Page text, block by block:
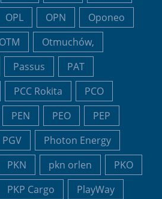
OPL OPN
Oponeo
OTM
Otmuchów,
Passus
PAT
PCC Rokita
PCO
PEN PEO
PEP
PGV
Photon Energy
PKN pkn orlen
PKO
PKP Cargo
PlayWay